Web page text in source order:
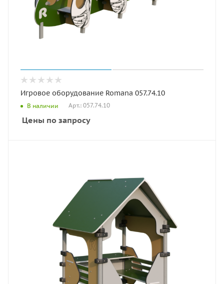
Игровое оборудование Romana 057.74.10
В наличии Арт.: 057.74.10
Цены по запросу